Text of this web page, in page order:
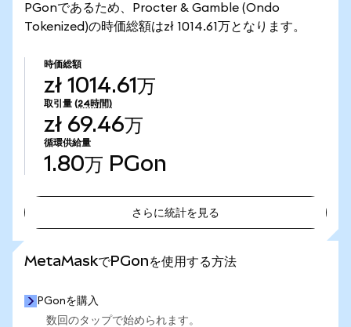
PGonであるため、Procter & Gamble (Ondo
Tokenized)の時価総額はzł 1014.61万となります。
時価総額
zł 1014.61万
取引量 (24時間)
zł 69.46万
循環供給量
1.80万 PGon
さらに統計を見る
MetaMaskでPGonを使用する方法
PGonを購入
数回のタップで始められます。